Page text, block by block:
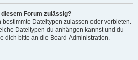
Forum zulässig?
Dateitypen zulassen oder verbieten.
Dateitypen du anhängen kannst und du
dich bitte an die Board-Administration.